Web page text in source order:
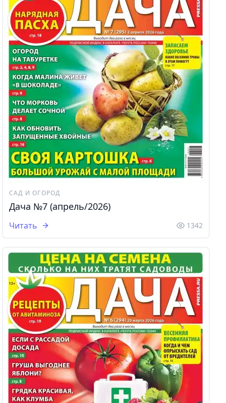
САД И ОГОРОД
Дача №7 (апрель/2026)
Читать 1342